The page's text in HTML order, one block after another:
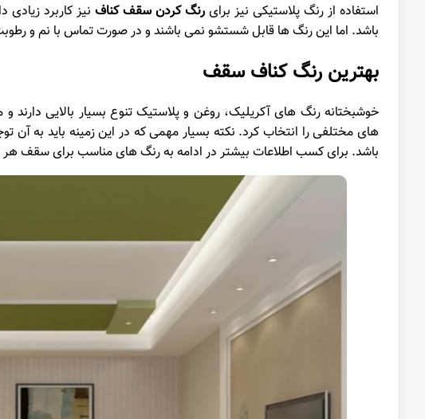
استفاده از رنگ پلاستیکی نیز برایرنگ کردن سقف کناف نیز کاربرد
باشد. اما این رنگ ها قابل شستشو نمی باشند و در صورت تماس با نم و
بهترین رنگ کناف سقف
خوشبختانه رنگ های آکریلیک، روغن و پلاستیک تنوع بسیار بالایی
های مختلفی را انتخاب کرد. نکته بسیار مهمی که در این زمینه باید به
باشد. برای کسب اطلاعات بیشتر در ادامه به رنگ های مناسب برای سقف